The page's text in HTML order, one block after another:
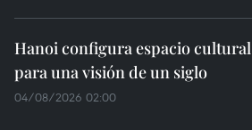
Hanoi configura espacio cultural
para una visión de un siglo
04/08/2026 02:00